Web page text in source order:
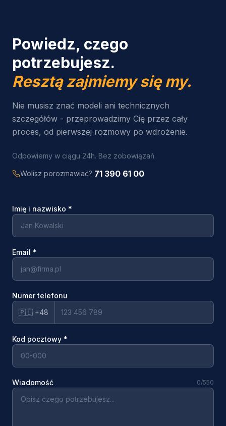
Powiedz, czego
potrzebujesz.
Resztą zajmiemy się my.
Nie musisz znać modeli ani technicznych
szczegółów - przeprowadzimy Cię przez cały
proces, od pierwszej rozmowy po wdrożenie.
Odpowiemy w ciągu 24h. Bez zobowiązań.
Wolisz porozmawiać? 71 390 61 00
Imię i nazwisko *
Email *
Numer telefonu
🇵🇱 +48
Kod pocztowy *
Wiadomość 0/550